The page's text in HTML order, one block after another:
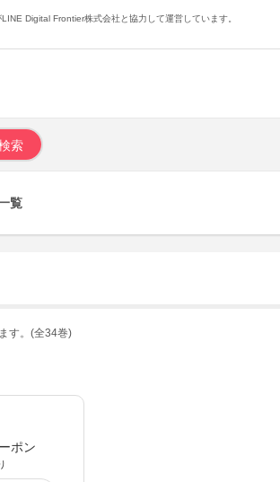
Digital Frontier株式会社と協力して運営しています。
覧
す。(全34巻)
ポン